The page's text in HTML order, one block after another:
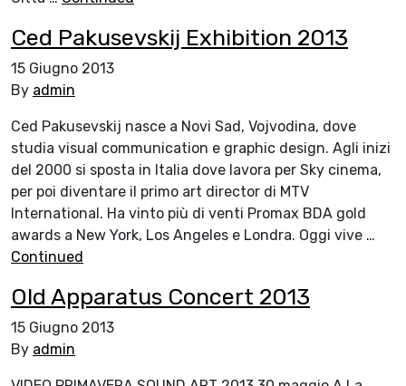
Ced Pakusevskij Exhibition 2013
15 Giugno 2013
By admin
Ced Pakusevskij nasce a Novi Sad, Vojvodina, dove
studia visual communication e graphic design. Agli inizi
del 2000 si sposta in Italia dove lavora per Sky cinema,
per poi diventare il primo art director di MTV
International. Ha vinto più di venti Promax BDA gold
awards a New York, Los Angeles e Londra. Oggi vive …
Continued
Old Apparatus Concert 2013
15 Giugno 2013
By admin